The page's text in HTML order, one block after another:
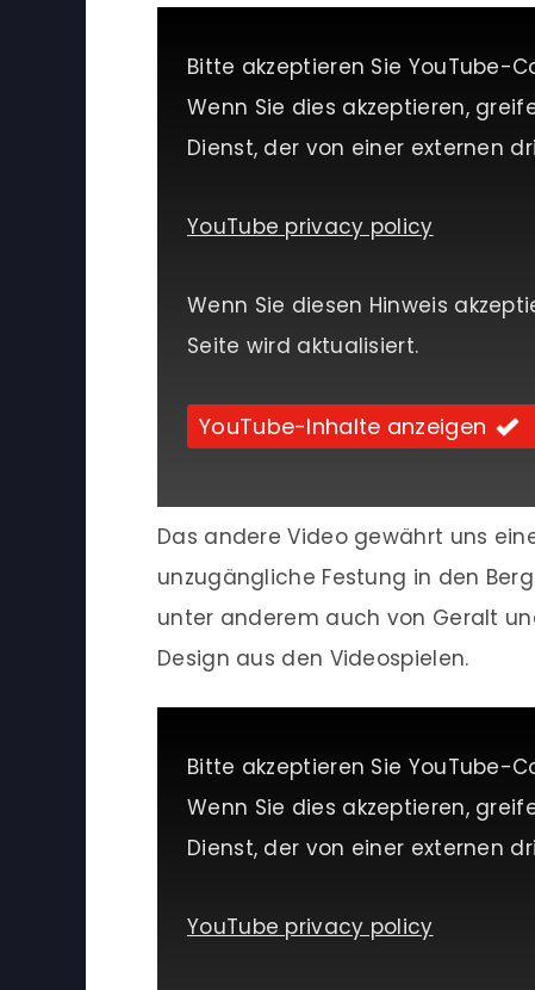
Bitte akzeptieren Sie YouTube-
Wenn Sie dies akzeptieren,
Dienst, der von einer externen
YouTube privacy policy
Wenn Sie diesen Hinweis
Seite wird aktualisiert.
YouTube-Inhalte anzeigen
Das andere Video gewährt uns
unzugängliche Festung in den
unter anderem auch von Geralt
Design aus den Videospielen.
Bitte akzeptieren Sie YouTube-
Wenn Sie dies akzeptieren,
Dienst, der von einer externen
YouTube privacy policy